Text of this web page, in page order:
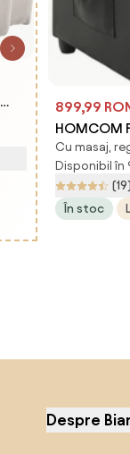
899,99
HOMCOM
masaj cu 8
suport
| Aosom
Cu masaj,
Disponibil în
(19)
În stoc
Despre